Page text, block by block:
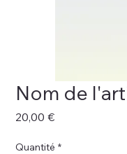
Nom de
20,00 €Prix
Quantité *